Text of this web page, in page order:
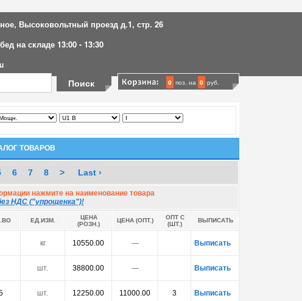
Высоковольтный проезд д.1, стр. 26
на складе 13:00 - 13:30
0 поз. на 0 руб.
ТОВАРОВ
6 7 8 > Last ›
нажмите на наименование товара
НДС ("упрощенка")!
ЕД.ИЗМ.
ЦЕНА
(РОЗН.)
ЦЕНА (ОПТ.)
ОПТ С
(ШТ.)
ВЫПИСАТЬ
кг 10550.00 ― Выписать
шт. 38800.00 ― Выписать
шт. 12250.00 11000.00 3 Выписать